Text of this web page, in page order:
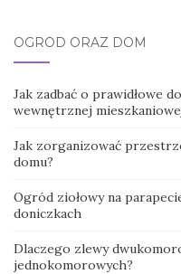
OGRÓD ORAZ DOM
Jak zadbać o prawidłowe
wewnętrznej
Jak zorganizować
domu?
Ogród ziołowy na
doniczkach
Dlaczego zlewy
jednokomorowych?